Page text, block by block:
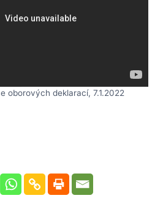
oborových deklarací, 7.1.2022